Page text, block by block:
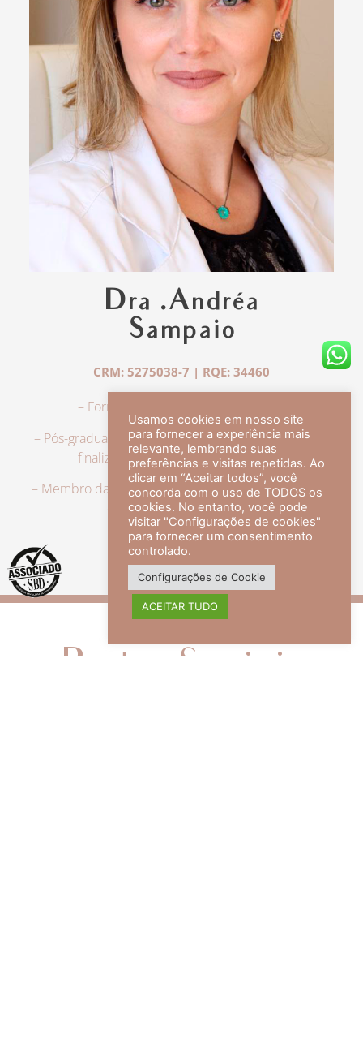
Dra .Andréa
Sampaio
CRM: 5275038-7 | RQE: 34460
– Formação em Medicina pela UFRJ.
– Pós-graduação em Dermatologia pela UFRJ, tendo
finalizado a especialização em 2007.
– Membro da Sociedade Brasileira de Dermatologia,
com título de especialista.
veja mais +
Redes Sociais
Usamos cookies em nosso site
para fornecer a experiência mais
relevante, lembrando suas
preferências e visitas repetidas. Ao
clicar em “Aceitar todos”, você
concorda com o uso de TODOS os
cookies. No entanto, você pode
visitar "Configurações de cookies"
para fornecer um consentimento
controlado.
Configurações de Cookie
ACEITAR TUDO